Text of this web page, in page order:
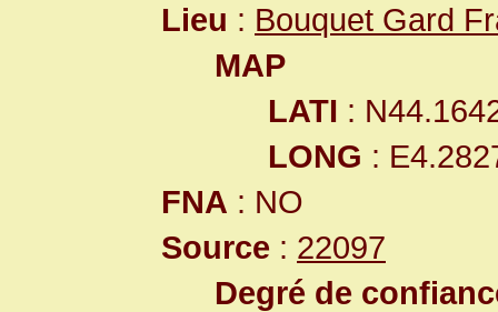
Lieu : Bouquet Gard
MAP
LATI :
LONG :
FNA : NO
Source : 22097
Degré de